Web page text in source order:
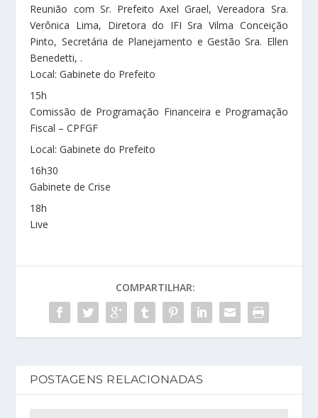
Reunião com Sr. Prefeito Axel Grael, Vereadora Sra.
Verônica Lima, Diretora do IFI Sra Vilma Conceição
Pinto, Secretária de Planejamento e Gestão Sra. Ellen
Benedetti, .
Local: Gabinete do Prefeito
15h
Comissão de Programação Financeira e Programação
Fiscal – CPFGF
Local: Gabinete do Prefeito
16h30
Gabinete de Crise
18h
Live
COMPARTILHAR:
POSTAGENS RELACIONADAS